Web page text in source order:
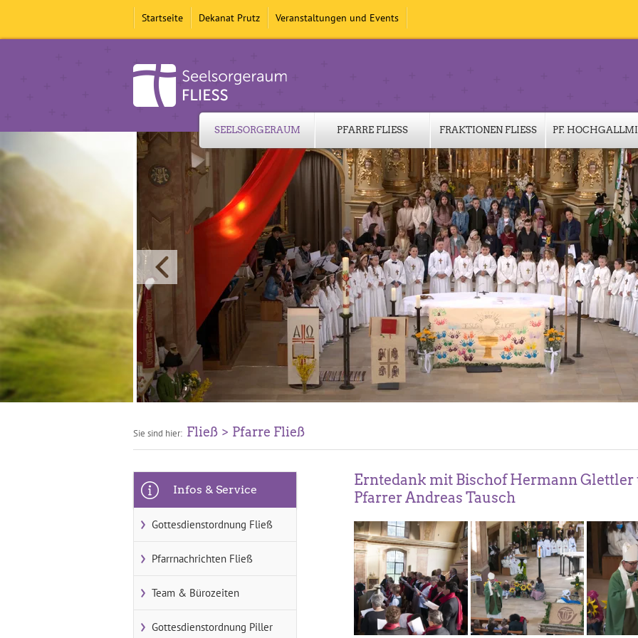
Startseite Dekanat Prutz Veranstaltungen und Events
SEELSORGERAUM PFARRE FLIESS FRAKTIONEN FLIESS PF.
Sie sind hier: Fließ Pfarre Fließ
Infos & Service
Gottesdienstordnung Fließ
Pfarrnachrichten Fließ
Team & Bürozeiten
Gottesdienstordnung Piller
Erntedank mit Bischof Hermann Glettler
Pfarrer Andreas Tausch